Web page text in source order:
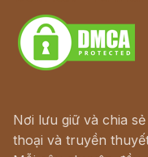
Nơi lưu giữ và chia
thoại và truyền